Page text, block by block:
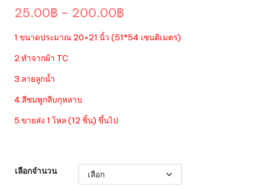
25.00฿ – 200.00฿
range:
1.ขนาดประมาณ 20×21 นิ้ว (51*54 เซนติเมตร)
2.ทำจากผ้า TC
3.ลายลูกน้ำ
4.สีชมพูกลีบกุหลาบ
5.ขายส่ง 1 โหล (12 ชิ้น) ขึ้นไป
เลือกจำนวน